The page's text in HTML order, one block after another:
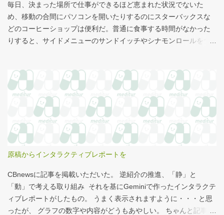
毎日、決まった場所で仕事ができるほど恵まれた状況でないた
め、移動の合間にパソコンを開いたりするのにスターバックスな
どのコーヒーショップは便利だ。普通に食事する時間がなかった
りすると、サイドメニューのサンドイッチやシナモンロールをつ
気になっていた。お腹の肉がだいぶたるんできたのは、こいつの
せいもあるのではないかと。 シナモンロール 556kcal 出所：
http://www.starbucks.co.jp/allergy/pdf/allergen-food.pdf 調べてビ
ビった。これはまずい。下手な食事以上のカロリーだ。 この
556kcalがどのくらいヤバイのか、スターバックス以上に良く行く
マクドナルドで考えてみる。（ちなみにマクドナルドは食事目的
とカロリーがほぼ同じもの（530kcal～580kcal）を次のマクドナ
ルド商品から２つ選んでください ハンバーガー ビッグマック ダブ
ルクォーターパウンダー・チーズ フィレオフィッシュ てりやきマ
ックバーガー マックフライポテト（S) マックフライポテト（M)
マックフライポテト（L) 正解は続きで。
原稿からインタラクティブレポートを
CBnewsに記事を掲載いただいた。 逆紹介の推進、「静」と
「動」で考える取り組み それを基にGeminiで作ったインタラクテ
ィブレポートがしたもの。 うまく表示されますように・・・と思
ったが、 グラフの数字や内容がどうもあやしい。 ちゃんと記事を